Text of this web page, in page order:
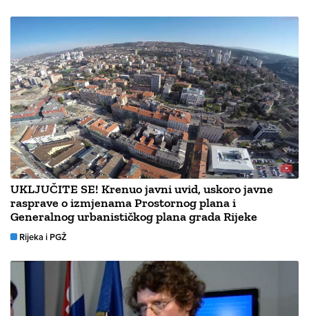
UKLJUČITE SE! Krenuo javni uvid, uskoro javne
rasprave o izmjenama Prostornog plana i
Generalnog urbanističkog plana grada Rijeke
Rijeka i PGŽ